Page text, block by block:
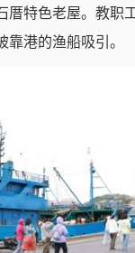
厝特色老屋。教职
靠港的渔船吸引。